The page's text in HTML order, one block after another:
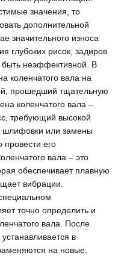
значения, то
дополнительной
значительного износа
глубоких рисок, задиров
неэффективной. В
коленчатого вала на
прошедший тщательную
коленчатого вала –
требующий высокой
шлифовки или замены
провести его
вала – это
обеспечивает плавную
вибрации.
точно определить и
вала. После
в
на новые.